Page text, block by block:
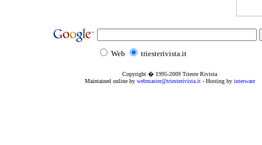
Web triesterivista.it
Copyright � 1995-2009 Trieste Rivista
Maintained online by webmaster@triesterivista.it- Hosting by interware